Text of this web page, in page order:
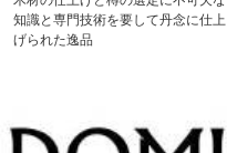
知識と専門技術を要して丹念に仕上
げられた逸品